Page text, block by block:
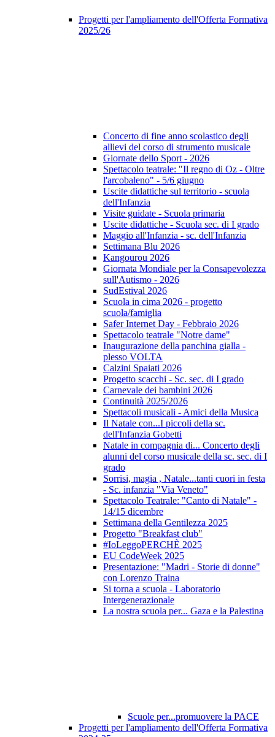
Progetti per l'ampliamento dell'Offerta Formativa
2025/26
Concerto di fine anno scolastico degli
allievi del corso di strumento musicale
Giornate dello Sport - 2026
Spettacolo teatrale: "Il regno di Oz - Oltre
l'arcobaleno" - 5/6 giugno
Uscite didattiche sul territorio - scuola
dell'Infanzia
Visite guidate - Scuola primaria
Uscite didattiche - Scuola sec. di I grado
Maggio all'Infanzia - sc. dell'Infanzia
Settimana Blu 2026
Kangourou 2026
Giornata Mondiale per la Consapevolezza
sull'Autismo - 2026
SudEstival 2026
Scuola in cima 2026 - progetto
scuola/famiglia
Safer Internet Day - Febbraio 2026
Spettacolo teatrale "Notre dame"
Inaugurazione della panchina gialla -
plesso VOLTA
Calzini Spaiati 2026
Progetto scacchi - Sc. sec. di I grado
Carnevale dei bambini 2026
Continuità 2025/2026
Spettacoli musicali - Amici della Musica
Il Natale con...I piccoli della sc.
dell'Infanzia Gobetti
Natale in compagnia di... Concerto degli
alunni del corso musicale della sc. sec. di I
grado
Sorrisi, magia , Natale...tanti cuori in festa
- Sc. infanzia "Via Veneto"
Spettacolo Teatrale: "Canto di Natale" -
14/15 dicembre
Settimana della Gentilezza 2025
Progetto "Breakfast club"
#IoLeggoPERCHÈ 2025
EU CodeWeek 2025
Presentazione: "Madri - Storie di donne"
con Lorenzo Traina
Si torna a scuola - Laboratorio
Intergenerazionale
La nostra scuola per... Gaza e la Palestina
Scuole per...promuovere la PACE
Progetti per l'ampliamento dell'Offerta Formativa